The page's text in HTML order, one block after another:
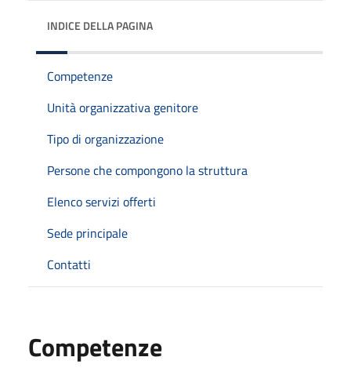
INDICE DELLA PAGINA
Competenze
Unità organizzativa genitore
Tipo di organizzazione
Persone che compongono la struttura
Elenco servizi offerti
Sede principale
Contatti
Competenze